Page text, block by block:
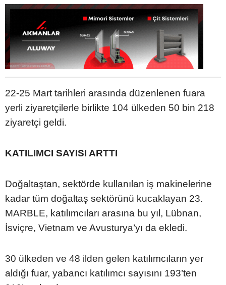
22-25 Mart tarihleri arasında düzenlenen fuara
yerli ziyaretçilerle birlikte 104 ülkeden 50 bin 218
ziyaretçi geldi.
KATILIMCI SAYISI ARTTI
Doğaltaştan, sektörde kullanılan iş makinelerine
kadar tüm doğaltaş sektörünü kucaklayan 23.
MARBLE, katılımcıları arasına bu yıl, Lübnan,
İsviçre, Vietnam ve Avusturya’yı da ekledi.
30 ülkeden ve 48 ilden gelen katılımcıların yer
aldığı fuar, yabancı katılımcı sayısını 193’ten